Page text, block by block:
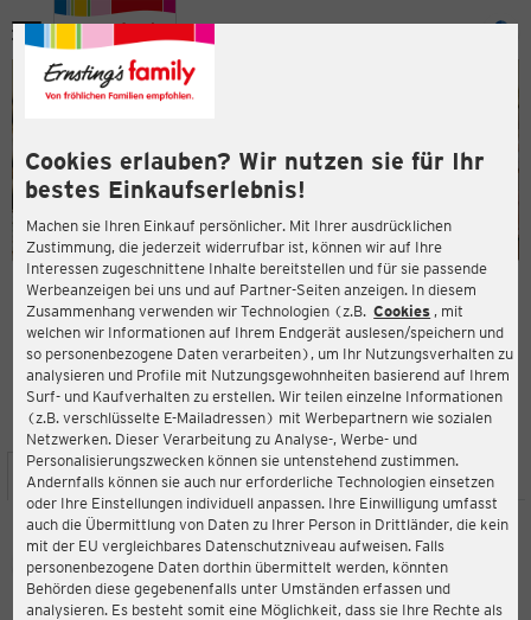
Cookies erlauben? Wir nutzen sie für Ihr
bestes Einkaufserlebnis!
Machen sie Ihren Einkauf persönlicher. Mit Ihrer ausdrücklichen
Zustimmung, die jederzeit widerrufbar ist, können wir auf Ihre
Interessen zugeschnittene Inhalte bereitstellen und für sie passende
Werbeanzeigen bei uns und auf Partner-Seiten anzeigen. In diesem
Zusammenhang verwenden wir Technologien (z.B. Cookies , mit
welchen wir Informationen auf Ihrem Endgerät auslesen/speichern und
so personenbezogene Daten verarbeiten), um Ihr Nutzungsverhalten zu
analysieren und Profile mit Nutzungsgewohnheiten basierend auf Ihrem
Surf- und Kaufverhalten zu erstellen. Wir teilen einzelne Informationen
(z.B. verschlüsselte E-Mailadressen) mit Werbepartnern wie sozialen
Netzwerken. Dieser Verarbeitung zu Analyse-, Werbe- und
Personalisierungszwecken können sie untenstehend zustimmen.
Andernfalls können sie auch nur erforderliche Technologien einsetzen
oder Ihre Einstellungen individuell anpassen. Ihre Einwilligung umfasst
auch die Übermittlung von Daten zu Ihrer Person in Drittländer, die kein
mit der EU vergleichbares Datenschutzniveau aufweisen. Falls
personenbezogene Daten dorthin übermittelt werden, könnten
Behörden diese gegebenenfalls unter Umständen erfassen und
analysieren. Es besteht somit eine Möglichkeit, dass sie Ihre Rechte als
Menü
ERNSTING'S FAMILY FILIALE
Münsterstraße 29
48308 Senden
4,5
Bewertung:
STANDORT SERVICES SORTIMENT AKTIONEN
Ernsting's family
Münsterstraße 29, 48308 Senden